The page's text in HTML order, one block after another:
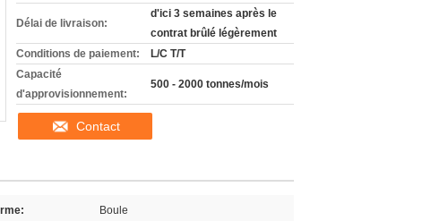
Délai de livraison:
d'ici 3 semaines après le
contrat brûlé légèrement
Conditions de paiement:
L/C T/T
Capacité
d'approvisionnement:
500 - 2000 tonnes/mois
Contact
Boule